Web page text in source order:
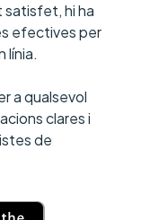
satisfet, hi ha
efectives per
línia.
a qualsevol
clares i
de